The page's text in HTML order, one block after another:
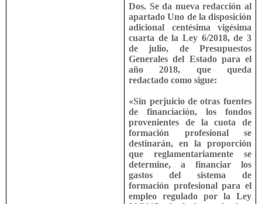
Dos. Se da nueva redacción al
apartado Uno de la disposición
adicional centésima vigésima
cuarta de la Ley 6/2018, de 3
de julio, de Presupuestos
Generales del Estado para el
año 2018, que queda
redactado como sigue:
«Sin perjuicio de otras fuentes
de financiación, los fondos
provenientes de la cuota de
formación profesional se
destinarán, en la proporción
que reglamentariamente se
determine, a financiar los
gastos del sistema de
formación profesional para el
empleo regulado por la Ley